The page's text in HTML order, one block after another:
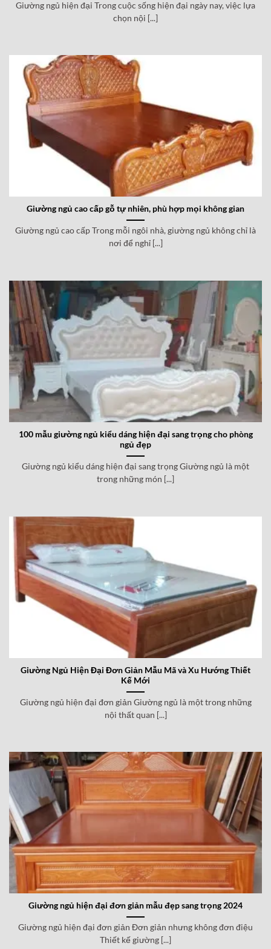
Giường ngủ hiện đại Trong cuộc sống hiện đại ngày nay, việc lựa
chọn nội [...]
Giường ngủ cao cấp gỗ tự nhiên, phù hợp mọi không gian
Giường ngủ cao cấp Trong mỗi ngôi nhà, giường ngủ không chỉ là
nơi để nghỉ [...]
100 mẫu giường ngủ kiểu dáng hiện đại sang trọng cho phòng
ngủ đẹp
Giường ngủ kiểu dáng hiện đại sang trọng Giường ngủ là một
trong những món [...]
Giường Ngủ Hiện Đại Đơn Giản Mẫu Mã và Xu Hướng Thiết
Kế Mới
Giường ngủ hiện đại đơn giản Giường ngủ là một trong những
nội thất quan [...]
Giường ngủ hiện đại đơn giản mẫu đẹp sang trọng 2024
Giường ngủ hiện đại đơn giản Đơn giản nhưng không đơn điệu
Thiết kế giường [...]